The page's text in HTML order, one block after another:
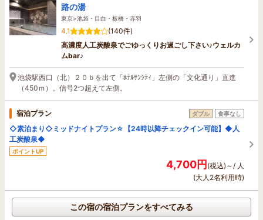
路の湯
東京>池袋・目白・板橋・赤羽
4.1
(140件)
高濃度人工炭酸泉でごゆっくりお過ごし下さい♪ウェルカ
ムbar♪
池袋駅西口（北）２０ｂを出て「ﾎﾃﾙｻﾝｼﾃｨ」左側の「文化通り」直進
（450ｍ）。信号2つ超えて左側。
宿泊プラン ダブル 食事なし
◇素泊まり◇ミッドナイトプラン☆【24時以降チェックイン可能】◆人
工炭酸泉◆
ポイントUP
4,700円(税込)～/ 人
(大人2名利用時)
この宿の宿泊プランをすべてみる